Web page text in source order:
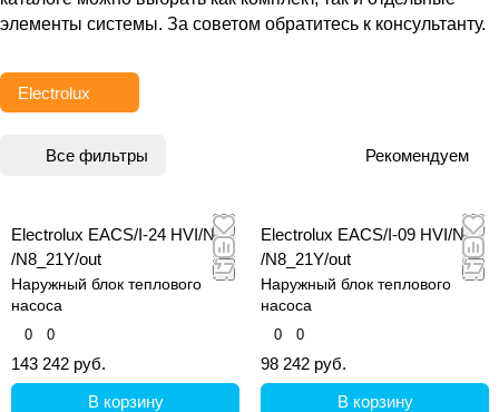
элементы системы. За советом обратитесь к консультанту.
Electrolux
Все фильтры Рекомендуем
Electrolux EACS/I-24 HVI/N3
/N8_21Y/out
Наружный блок теплового
насоса
0 0
143 242 руб.
В корзину
Electrolux EACS/I-09 HVI/N3
/N8_21Y/out
Наружный блок теплового
насоса
0 0
98 242 руб.
В корзину